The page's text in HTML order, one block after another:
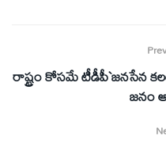
రాష్ట్రం కోసమే టీడీపీ`జనసేన
జనం